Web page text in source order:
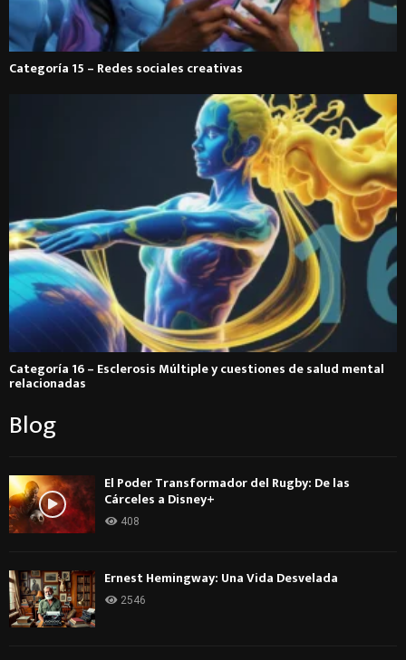
Categoría 15 – Redes sociales creativas
Categoría 16 – Esclerosis Múltiple y cuestiones de salud mental
relacionadas
Blog
El Poder Transformador del Rugby: De las
Cárceles a Disney+
408
Ernest Hemingway: Una Vida Desvelada
2546